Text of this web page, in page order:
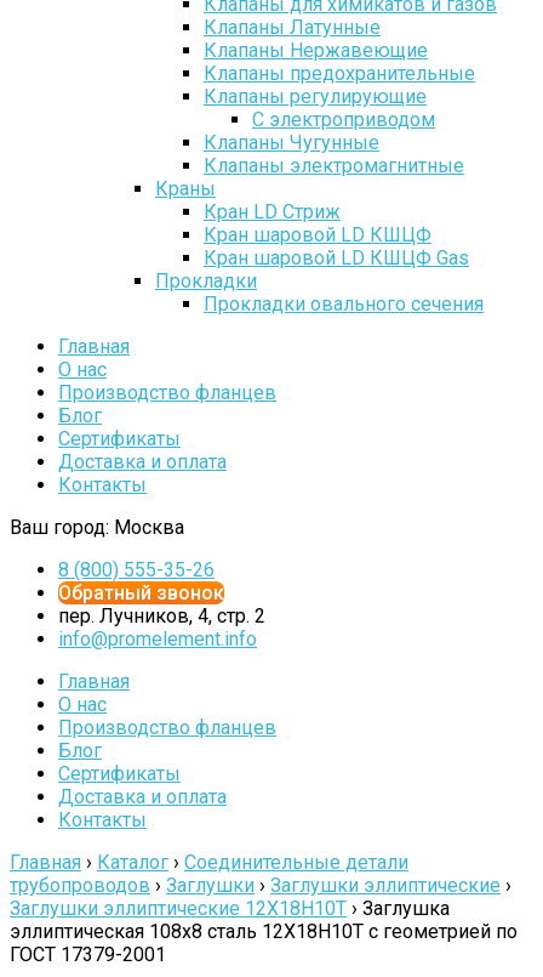
Клапаны Латунные
Клапаны Нержавеющие
Клапаны предохранительные
Клапаны регулирующие
С электроприводом
Клапаны Чугунные
Клапаны электромагнитные
Краны
Кран LD Стриж
Кран шаровой LD КШЦФ
Кран шаровой LD КШЦФ Gas
Прокладки
Прокладки овального сечения
Главная
О нас
Производство фланцев
Блог
Сертификаты
Доставка и оплата
Контакты
Ваш город: Москва
8 (800) 555-35-26
Обратный звонок
пер. Лучников, 4, стр. 2
info@promelement.info
Главная
О нас
Производство фланцев
Блог
Сертификаты
Доставка и оплата
Контакты
Главная › Каталог › Соединительные детали
трубопроводов › Заглушки › Заглушки эллиптические ›
Заглушки эллиптические 12Х18Н10Т › Заглушка
эллиптическая 108х8 сталь 12Х18Н10Т с геометрией по
ГОСТ 17379-2001